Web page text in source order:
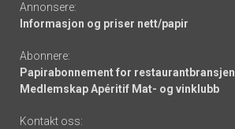
Annonsere:
Informasjon og priser nett/papir
Abonnere:
Papirabonnement for restaurantbransjen
Medlemskap Apéritif Mat- og vinklubb
Kontakt oss: